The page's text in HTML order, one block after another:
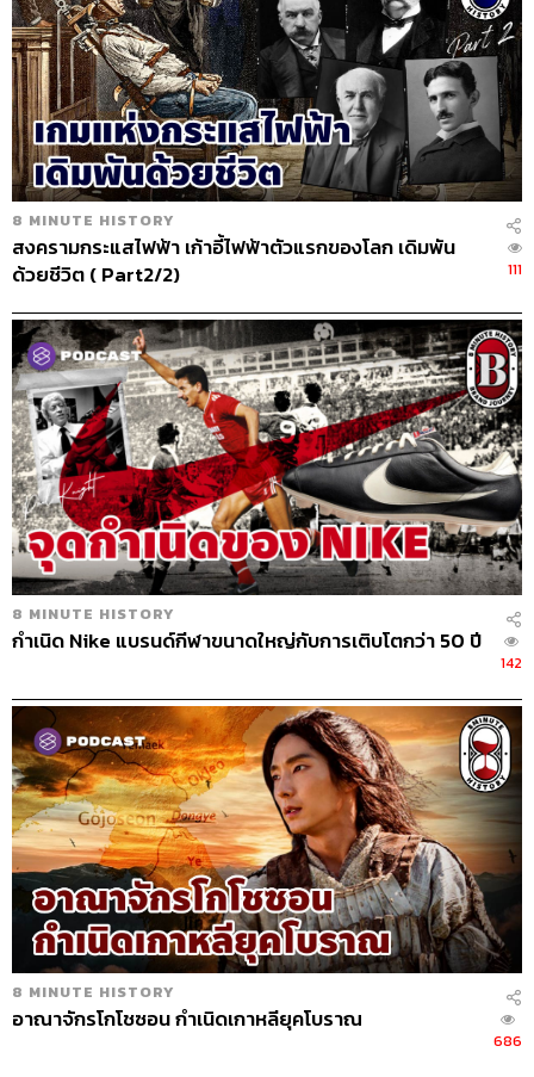
8 MINUTE HISTORY
สงครามกระแสไฟฟ้า เก้าอี้ไฟฟ้าตัวแรกของโลก เดิมพัน
ด้วยชีวิต ( Part2/2)
111
8 MINUTE HISTORY
กำเนิด Nike แบรนด์กีฬาขนาดใหญ่กับการเติบโตกว่า 50 ปี
142
8 MINUTE HISTORY
อาณาจักรโกโชซอน กำเนิดเกาหลียุคโบราณ
686